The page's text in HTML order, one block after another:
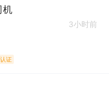
机
3小时前
认证